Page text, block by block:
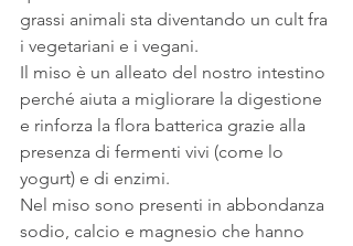
grassi animali sta diventando un cult fra
i vegetariani e i vegani.
Il miso è un alleato del nostro intestino
perché aiuta a migliorare la digestione
e rinforza la flora batterica grazie alla
presenza di fermenti vivi (come lo
yogurt) e di enzimi.
Nel miso sono presenti in abbondanza
sodio, calcio e magnesio che hanno